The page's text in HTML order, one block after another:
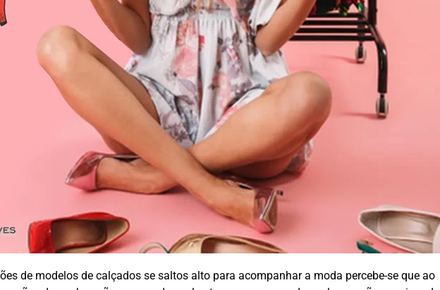
de modelos de calçados se saltos alto para acompanhar a moda percebe-se que ao